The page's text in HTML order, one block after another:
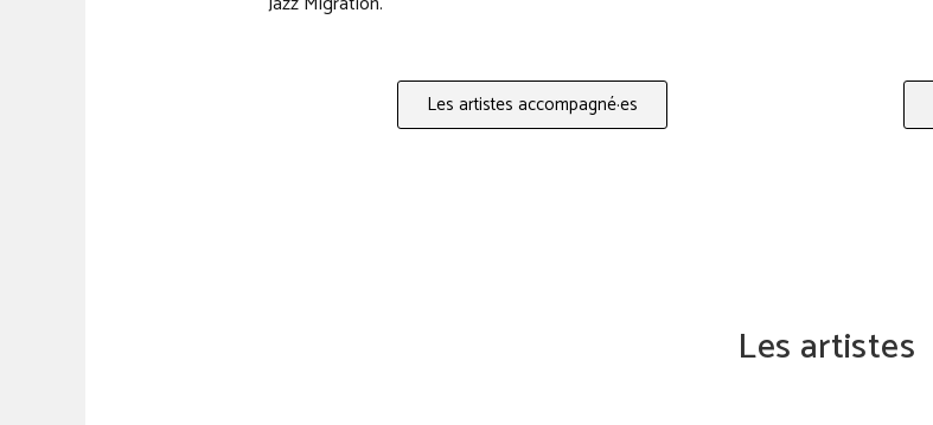
Les artistes accompagné·es
Les artistes